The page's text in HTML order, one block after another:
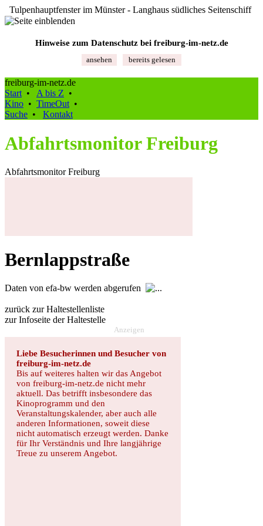
Tulpenhauptfenster im Münster - Langhaus südliches Seitenschiff
Hinweise zum Datenschutz bei freiburg‑im‑netz.de
ansehen bereits gelesen
freiburg-im-netz.de
Start • A bis Z •
Kino • TimeOut •
Suche • Kontakt
Abfahrtsmonitor Freiburg
Abfahrtsmonitor Freiburg
Bernlappstraße
Daten von efa-bw werden abgerufen
zurück zur Haltestellenliste
zur Infoseite der Haltestelle
Anzeigen
Liebe Besucherinnen und Besucher von
freiburg-im-netz.de
Bis auf weiteres halten wir das Angebot
von freiburg-im-netz.de nicht mehr
aktuell. Das betrifft insbesondere das
Kinoprogramm und den
Veranstaltungskalender, aber auch alle
anderen Informationen, soweit diese
nicht automatisch erzeugt werden. Danke
für Ihr Verständnis und Ihre langjährige
Treue zu unserem Angebot.